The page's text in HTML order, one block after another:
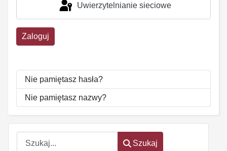
Szukaj
Szukaj
Uwierzytelnianie sieciowe
Zaloguj
Nie pamiętasz hasła?
Nie pamiętasz nazwy?